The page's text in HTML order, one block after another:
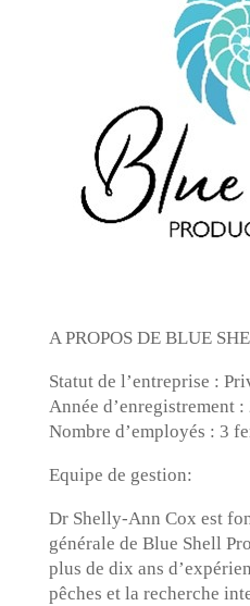
A PROPOS DE BLUE
Statut de l’entreprise :
Année d’enregistrement :
Nombre d’employés : 3
Equipe de gestion:
Dr Shelly-Ann Cox est
générale de Blue Shell
plus de dix ans
pêches et la recherche